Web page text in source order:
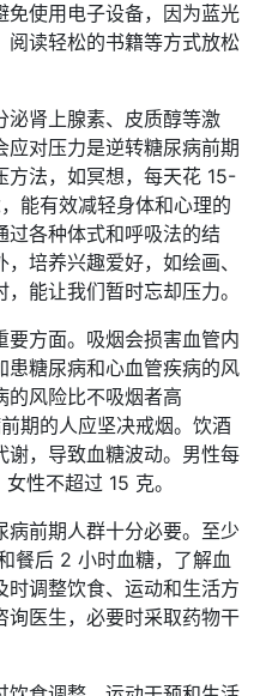
免使用电子设备，因为蓝光
阅读轻松的书籍等方式放松
泌肾上腺素、皮质醇等激
对压力是逆转糖尿病前期
方法，如冥想，每天花 15-
能有效减轻身体和心理的
过各种体式和呼吸法的结
培养兴趣爱好，如绘画、
能让我们暂时忘却压力。
要方面。吸烟会损害血管内
患糖尿病和心血管疾病的风
的风险比不吸烟者高
期的人应坚决戒烟。饮酒
谢，导致血糖波动。男性每
性不超过 15 克。
病前期人群十分必要。至少
餐后 2 小时血糖，了解血
调整饮食、运动和生活方
询医生，必要时采取药物干